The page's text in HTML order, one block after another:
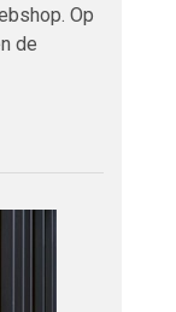
Op
de